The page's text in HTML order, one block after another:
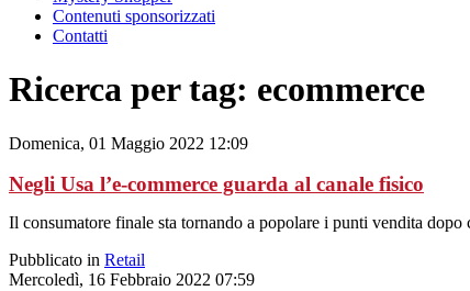
Contenuti sponsorizzati
Contatti
Ricerca per tag: ecommerce
Domenica, 01 Maggio 2022 12:09
Negli Usa l’e-commerce guarda al canale fisico
Il consumatore finale sta tornando a popolare i punti vendita dopo
Pubblicato in Retail
Mercoledì, 16 Febbraio 2022 07:59